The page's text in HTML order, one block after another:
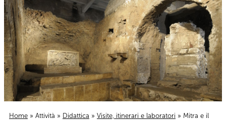
Home » Attività » Didattica » Visite, itinerari e laboratori » Mitra e il